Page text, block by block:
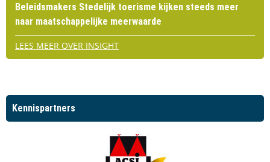
Beleidsmakers Stedelijk toerisme kijken steeds meer
naar maatschappelijke meerwaarde
LEES MEER OVER INSIGHT
Kennispartners